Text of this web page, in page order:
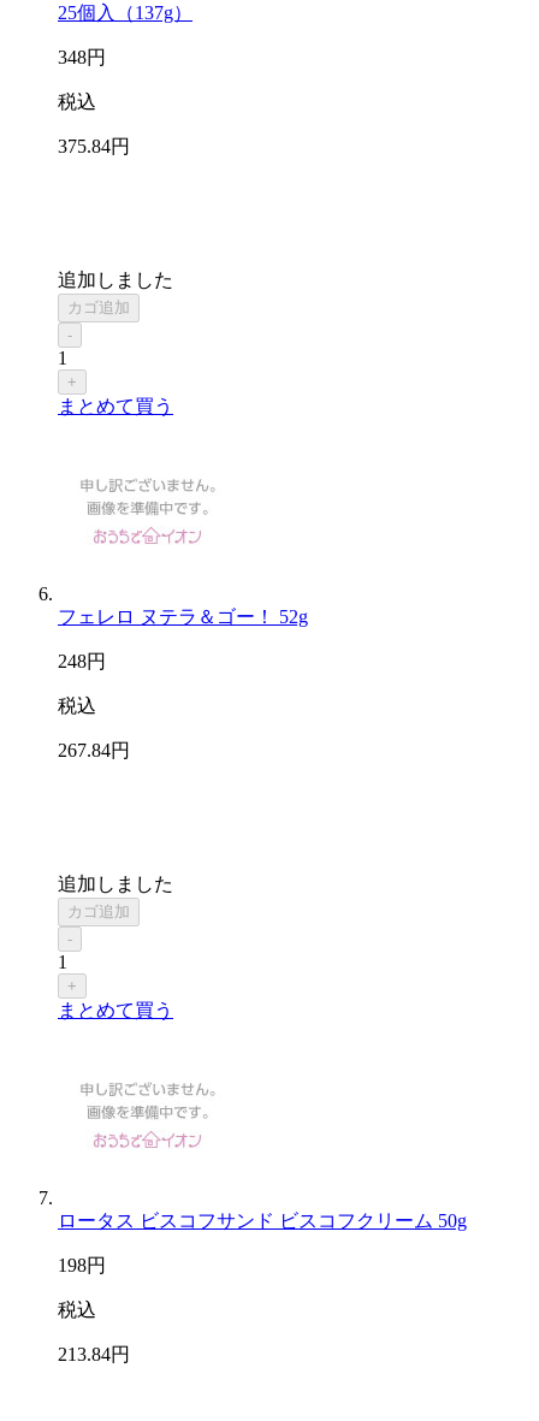
25個入（137g）
348円
税込
375.84円
追加しました
カゴ追加
-
1
+
まとめて買う
フェレロ ヌテラ＆ゴー！ 52g
248円
税込
267.84円
追加しました
カゴ追加
-
1
+
まとめて買う
ロータス ビスコフサンド ビスコフクリーム 50g
198円
税込
213.84円